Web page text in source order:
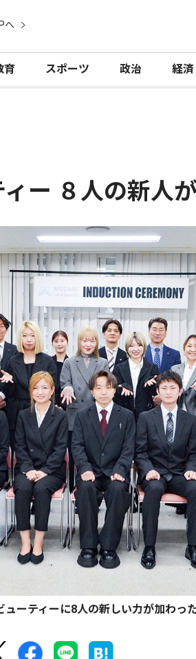
へ
育 スポーツ 政治 経済
ー ８人の新人
ューティーに8人の新しい力が加わっ